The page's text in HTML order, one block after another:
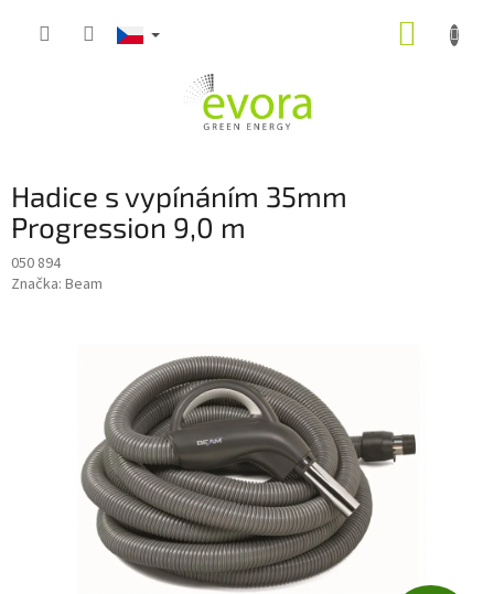
Hadice s vypínáním 35mm
Progression 9,0 m
050 894
Značka: Beam